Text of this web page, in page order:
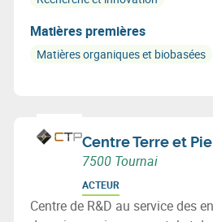
emballage, textile et
Matières premières
Matières organiques et biobasées
Centre Terre et
7500 Tournai
ACTEUR
Centre de R&D au service des